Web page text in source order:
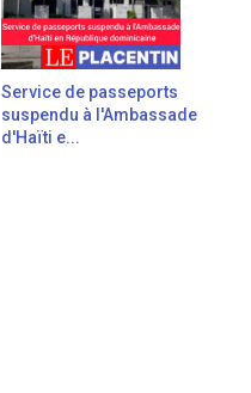
Service de passeports
suspendu à l'Ambassade
d'Haïti e...